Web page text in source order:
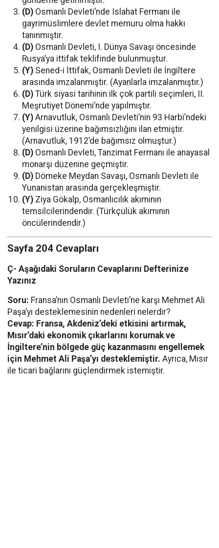
(D) Osmanlı Devleti’nde Islahat Fermanı ile
gayrimüslimlere devlet memuru olma hakkı
tanınmıştır.
(D) Osmanlı Devleti, I. Dünya Savaşı öncesinde
Rusya’ya ittifak teklifinde bulunmuştur.
(Y) Sened-i İttifak, Osmanlı Devleti ile İngiltere
arasında imzalanmıştır. (Ayanlarla imzalanmıştır.)
(D) Türk siyasi tarihinin ilk çok partili seçimleri, II.
Meşrutiyet Dönemi’nde yapılmıştır.
(Y) Arnavutluk, Osmanlı Devleti’nin 93 Harbi’ndeki
yenilgisi üzerine bağımsızlığını ilan etmiştir.
(Arnavutluk, 1912’de bağımsız olmuştur.)
(D) Osmanlı Devleti, Tanzimat Fermanı ile anayasal
monarşi düzenine geçmiştir.
(D) Dömeke Meydan Savaşı, Osmanlı Devleti ile
Yunanistan arasında gerçekleşmiştir.
(Y) Ziya Gökalp, Osmanlıcılık akımının
temsilcilerindendir. (Türkçülük akımının
öncülerindendir.)
Sayfa 204 Cevapları
Ç- Aşağıdaki Soruların Cevaplarını Defterinize
Yazınız
Soru: Fransa’nın Osmanlı Devleti’ne karşı Mehmet Ali
Paşa’yı desteklemesinin nedenleri nelerdir?
Cevap: Fransa, Akdeniz’deki etkisini artırmak,
Mısır’daki ekonomik çıkarlarını korumak ve
İngiltere’nin bölgede güç kazanmasını engellemek
için Mehmet Ali Paşa’yı desteklemiştir. Ayrıca, Mısır
ile ticari bağlarını güçlendirmek istemiştir.